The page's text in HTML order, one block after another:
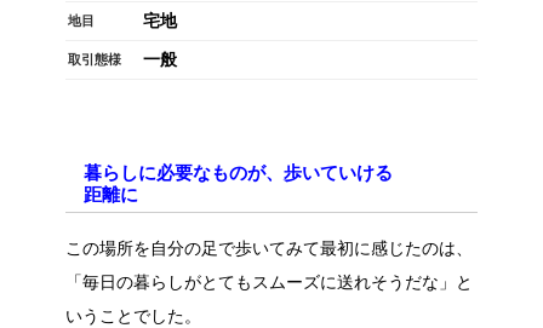
地目 宅地
取引態様 一般
暮らしに必要なものが、歩いていける
距離に
この場所を自分の足で歩いてみて最初に感じたのは、
「毎日の暮らしがとてもスムーズに送れそうだな」と
いうことでした。